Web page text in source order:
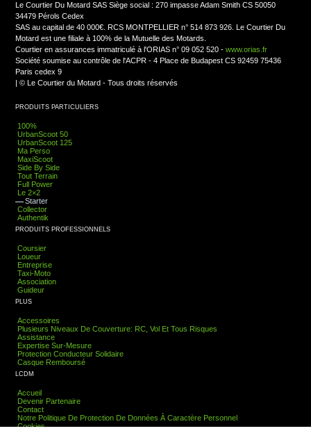
Vol / Incendie
Catastrophes naturelles, Forces de la nature,
Catastrophes technologiques
OPTIONS PROPOSÉES
Accessoires véhicule (top-case, bulle,
carénage…)
remplacement 2-roues)
jusqu'à 1000€
Assistance 0km aux personnes et au véhicule
Vol / Incendie
Catastrophes naturelles, Forces de la nature,
OPTIONS PROPOSÉES
Protection Conducteurs Renforcée (jusqu'à
Protection Conducteurs Optimale (jusqu'à
500000€)
Accessoires véhicule (top-case, bulle,
Le Courtier Du Motard SAS Siège social : 270 impasse Adam Smith CS 50050
34479 Pérols Cedex
SAS au capital de 40 000€. RCS MONTPELLIER n° 514 873 926. Le Courtier Du
Motard est une filiale à 100% de la Mutuelle des Motards.
Courtier en assurances immatriculé à l'ORIAS n° 09 052 520 -www.orias.fr
Société soumise au contrôle de l'ACPR - 4 Place de Budapest CS 92459 75436
Paris cedex 9
|© Le Courtier du Motard - Tous droits réservés
PRODUITS PARTICULIERS
100%
UrbanScoot 50
UrbanScoot 125
Ma Perso
MaxiScoot
Side By Side
Tout Terrain
Full Power
Le 2×2
Starter
Collector
Authentik
PRODUITS PROFESSIONNELS
Coursier
Loueur
Entreprise
Taxi-Moto
Association
Guideur
PLUS
Accessoires
Plusieurs Niveaux De Couverture: RC, Vol Et Tous Risques
Assistance
Expertise Sur-Mesure
Protection Conducteur Solidaire
Casque Remboursé
LCDM
Accueil
Devenir Partenaire
Contact
Notre Politique De Protection De Données À Caractère Personnel
Cookies